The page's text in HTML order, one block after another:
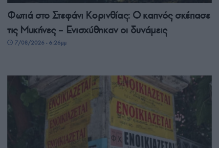
Φωτιά στο Στεφάνι Κορινθίας: Ο καπνός σκέπασε
τις Μυκήνες – Ενισχύθηκαν οι δυνάμεις
7/08/2026 - 6:26μμ